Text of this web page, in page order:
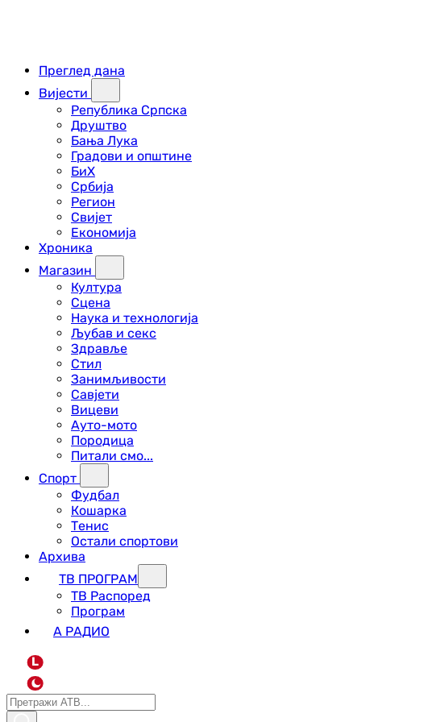
Преглед дана
Вијести
Република Српска
Друштво
Бања Лука
Градови и општине
БиХ
Србија
Регион
Свијет
Економија
Хроника
Магазин
Култура
Сцена
Наука и технологија
Љубав и секс
Здравље
Стил
Занимљивости
Савјети
Вицеви
Ауто-мото
Породица
Питали смо...
Спорт
Фудбал
Кошарка
Тенис
Остали спортови
Архива
ТВ ПРОГРАМ
ТВ Распоред
Програм
А РАДИО
L